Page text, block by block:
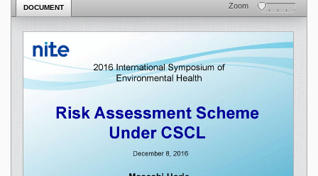
DOCUMENT Zoom